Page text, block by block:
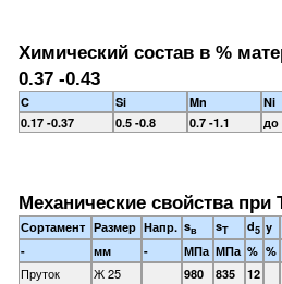
Химический состав в %
0.37 -0.43
C Si Mn Ni
0.17 -0.37
0.5 -0.8 0.7 -1.1 до
Механические свойства при
Сортамент Размер Напр. sв sT d5 y
-
мм - МПа МПа % %
Пруток Ж 25 980 835 12